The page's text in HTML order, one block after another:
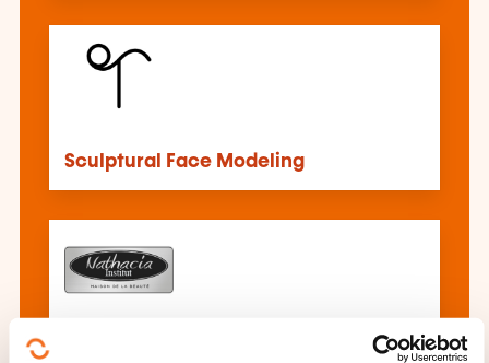
Sculptural Face Modeling
Coiffure extension de cheveux Tape